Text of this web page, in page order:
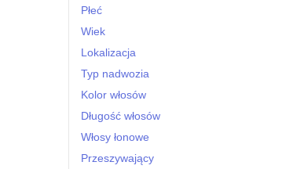
Płeć
Wiek
Lokalizacja
Typ nadwozia
Kolor włosów
Długość włosów
Włosy łonowe
Przeszywający